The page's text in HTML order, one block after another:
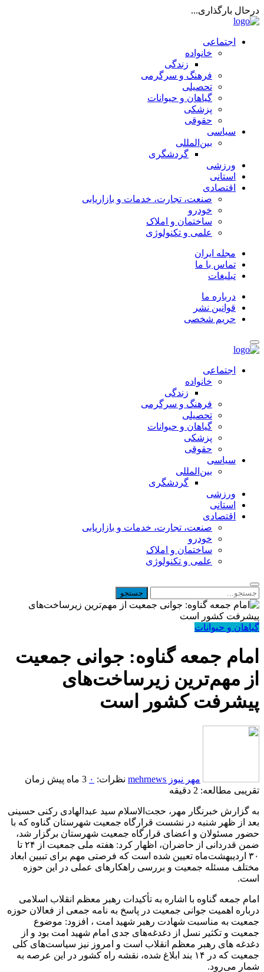
درحال بارگذاری...
اجتماعی
خانواده
زندگی
فرهنگ و سرگرمی
تحصیلی
گیاهان و حیوانات
پزشکی
حقوقی
سیاسی
بین‌المللی
گردشگری
ورزشی
استانی
اقتصادی
صنعت، تجارت، خدمات و بازاریابی
خودرو
ساختمان و املاک
علمی و تکنولوژی
مجله ایران
تماس با ما
تبلیغات
درباره ما
قوانین نشر
حریم شخصی
اجتماعی
خانواده
زندگی
فرهنگ و سرگرمی
تحصیلی
گیاهان و حیوانات
پزشکی
حقوقی
سیاسی
بین‌المللی
گردشگری
ورزشی
استانی
اقتصادی
صنعت، تجارت، خدمات و بازاریابی
خودرو
ساختمان و املاک
علمی و تکنولوژی
گیاهان و حیوانات
امام جمعه گناوه: جوانی جمعیت
از مهم‌ترین زیرساخت‌های
پیشرفت کشور است
مهر نیوز mehrnews نظرات: ۰ 3 ماه پیش
زمان
تقریبی مطالعه: 2 دقیقه
به گزارش خبرنگار مهر، حجت‌الاسلام سید عبدالهادی رکنی حسینی
بعد از ظهر شنبه در نشست قرارگاه جمعیت شهرستان گناوه که با
حضور مسئولان و اعضای قرارگاه جمعیت شهرستان برگزار شد،
ضمن قدردانی از حاضران، اظهار کرد: هفته ملی جمعیت از ۲۴ تا
۳۰ اردیبهشت‌ماه تعیین شده است که فرصتی مهم برای تبیین ابعاد
مختلف مسئله جمعیت و بررسی راهکارهای عملی در این حوزه
است.
امام جمعه گناوه با اشاره به تأکیدات رهبر معظم انقلاب اسلامی
درباره اهمیت جوانی جمعیت در پاسخ به نامه جمعی از فعالان حوزه
جمعیت به مناسبت شهادت رهبر شهید امت ، افزود: موضوع
جمعیت و تکثیر نسل از دغدغه‌های جدی امام شهید امت بود و از
دغدغه های رهبر معظم انقلاب است و امروز نیز سیاست‌های کلی
جمعیت که در ۱۴ بند ابلاغ شده، نقشه راه کشور در این عرصه به
شمار می‌رود.